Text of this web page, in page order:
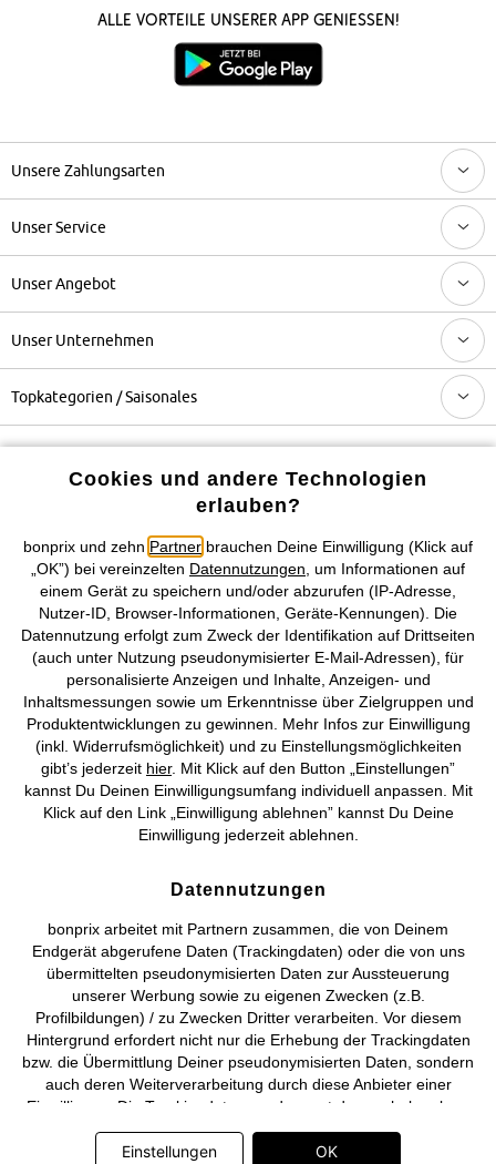
Alle Vorteile unserer App genießen!
Unsere Zahlungsarten
Unser Service
Unser Angebot
Unser Unternehmen
Topkategorien / Saisonales
Mehr von bonprix auf
Preisangaben inkl. gesetzl. MwSt. und zzgl.
Service- &
Versandkosten
AGB Datenschutz Cookie-Einstellungen Impressum
Vertrag widerrufen
©2026 bonprix.Alle Rechte vorbehalten.
Deutsch Français
Cookies und andere Technologien
erlauben?
bonprix und zehn Partner brauchen Deine Einwilligung (Klick auf
„OK”) bei vereinzelten Datennutzungen , um Informationen auf
einem Gerät zu speichern und/oder abzurufen (IP-Adresse,
Nutzer-ID, Browser-Informationen, Geräte-Kennungen). Die
Datennutzung erfolgt zum Zweck der Identifikation auf Drittseiten
(auch unter Nutzung pseudonymisierter E-Mail-Adressen), für
personalisierte Anzeigen und Inhalte, Anzeigen- und
Inhaltsmessungen sowie um Erkenntnisse über Zielgruppen und
Produktentwicklungen zu gewinnen. Mehr Infos zur Einwilligung
(inkl. Widerrufsmöglichkeit) und zu Einstellungsmöglichkeiten
gibt’s jederzeit hier. Mit Klick auf den Button „Einstellungen”
kannst Du Deinen Einwilligungsumfang individuell anpassen. Mit
Klick auf den Link „Einwilligung ablehnen” kannst Du Deine
Einwilligung jederzeit ablehnen.
Datennutzungen
bonprix arbeitet mit Partnern zusammen, die von Deinem
Endgerät abgerufene Daten (Trackingdaten) oder die von uns
übermittelten pseudonymisierten Daten zur Aussteuerung
unserer Werbung sowie zu eigenen Zwecken (z.B.
Profilbildungen) / zu Zwecken Dritter verarbeiten. Vor diesem
Hintergrund erfordert nicht nur die Erhebung der Trackingdaten
bzw. die Übermittlung Deiner pseudonymisierten Daten, sondern
auch deren Weiterverarbeitung durch diese Anbieter einer
Einwilligung. Die Trackingdaten werden erst dann erhoben bzw.
Deine pseudonymisierten Daten erst dann übermittelt, wenn Du
auf den in dem Banner auf bonprix.de wiedergebenden Button
Einstellungen OK